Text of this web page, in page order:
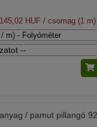
HUF / csomag (1 m)
/ pamut pillangó